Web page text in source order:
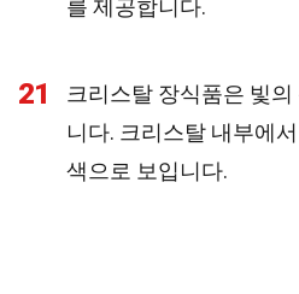
를 제공합니다.
21
크리스탈 장식품은 빛
니다. 크리스탈 내부에
색으로 보입니다.